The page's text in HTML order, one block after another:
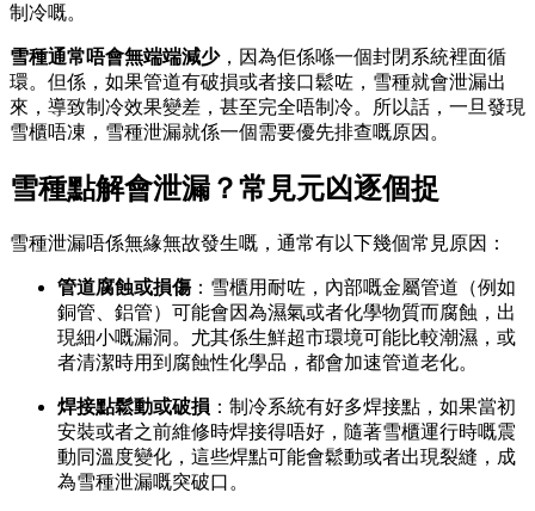
制冷嘅。
雪種通常唔會無端端減少，因為佢係喺一個封閉系統裡面循
環。但係，如果管道有破損或者接口鬆咗，雪種就會泄漏出
來，導致制冷效果變差，甚至完全唔制冷。所以話，一旦發現
雪櫃唔凍，雪種泄漏就係一個需要優先排查嘅原因。
雪種點解會泄漏？常見元凶逐個捉
雪種泄漏唔係無緣無故發生嘅，通常有以下幾個常見原因：
管道腐蝕或損傷：雪櫃用耐咗，內部嘅金屬管道（例如
銅管、鋁管）可能會因為濕氣或者化學物質而腐蝕，出
現細小嘅漏洞。尤其係生鮮超市環境可能比較潮濕，或
者清潔時用到腐蝕性化學品，都會加速管道老化。
焊接點鬆動或破損 ：制冷系統有好多焊接點，如果當初
安裝或者之前維修時焊接得唔好，隨著雪櫃運行時嘅震
動同溫度變化，這些焊點可能會鬆動或者出現裂縫，成
為雪種泄漏嘅突破口。